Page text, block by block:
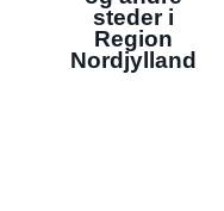
steder i
Region
Nordjylland